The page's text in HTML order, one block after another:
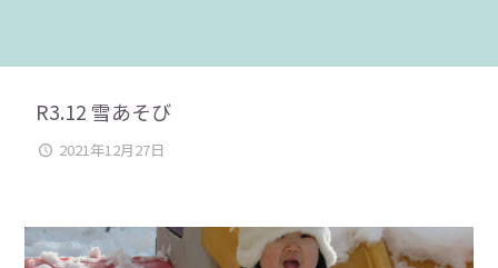
R3.12 雪あそび
2021年12月27日